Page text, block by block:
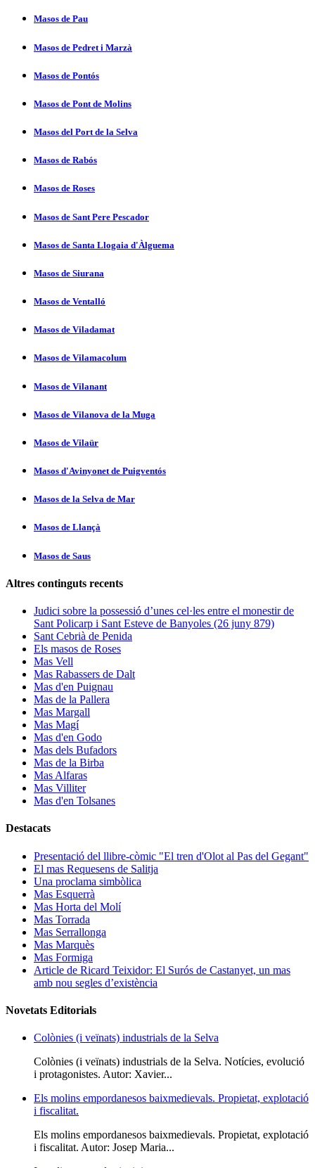
Masos de Pau
Masos de Pedret i Marzà
Masos de Pontós
Masos de Pont de Molins
Masos del Port de la Selva
Masos de Rabós
Masos de Roses
Masos de Sant Pere Pescador
Masos de Santa Llogaia d'Àlguema
Masos de Siurana
Masos de Ventalló
Masos de Viladamat
Masos de Vilamacolum
Masos de Vilanant
Masos de Vilanova de la Muga
Masos de Vilaür
Masos d'Avinyonet de Puigventós
Masos de la Selva de Mar
Masos de Llançà
Masos de Saus
Altres continguts recents
Judici sobre la possessió d’unes cel·les entre el monestir de
Sant Policarp i Sant Esteve de Banyoles (26 juny 879)
Sant Cebrià de Penida
Els masos de Roses
Mas Vell
Mas Rabassers de Dalt
Mas d'en Puignau
Mas de la Pallera
Mas Margall
Mas Magí
Mas d'en Godo
Mas dels Bufadors
Mas de la Birba
Mas Alfaras
Mas Villiter
Mas d'en Tolsanes
Destacats
Presentació del llibre-còmic "El tren d'Olot al Pas del Gegant"
El mas Requesens de Salitja
Una proclama simbòlica
Mas Esquerrà
Mas Horta del Molí
Mas Torrada
Mas Serrallonga
Mas Marquès
Mas Formiga
Article de Ricard Teixidor: El Surós de Castanyet, un mas
amb nou segles d’existència
Novetats Editorials
Colònies (i veïnats) industrials de la Selva
Colònies (i veïnats) industrials de la Selva. Notícies, evolució
i protagonistes. Autor: Xavier...
Els molins empordanesos baixmedievals. Propietat, explotació
i fiscalitat.
Els molins empordanesos baixmedievals. Propietat, explotació
i fiscalitat. Autor: Josep Maria...